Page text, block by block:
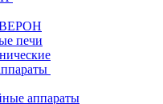
печи
аппараты